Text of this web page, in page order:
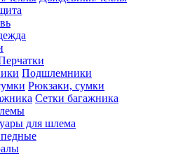
Подшлемники
Рюкзаки, сумки
Сетки багажника
для шлема